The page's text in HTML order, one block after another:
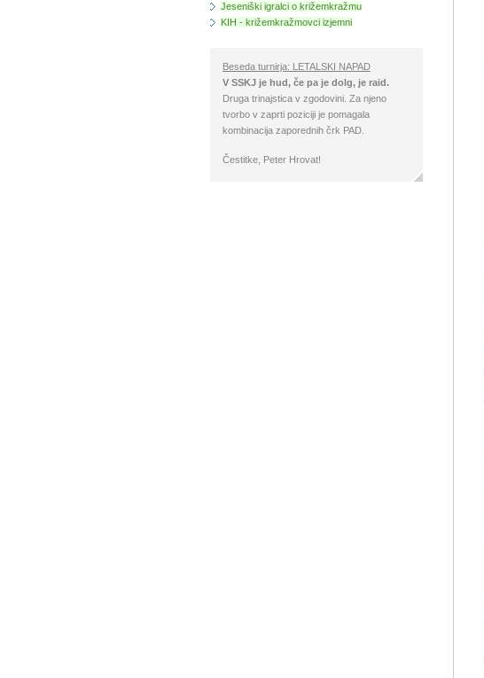
Jeseniški igralci o križemkražmu
KIH - križemkražmovci izjemni
Beseda turnirja: LETALSKI NAPAD
V SSKJ je hud, če pa je dolg, je raid.
Druga trinajstica v zgodovini. Za njeno
tvorbo v zaprti poziciji je pomagala
kombinacija zaporednih črk PAD.
Čestitke, Peter Hrovat!